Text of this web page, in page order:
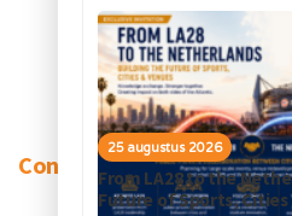
25 augustus 2026
From LA28 to the
Future of Sports, Cities
Contact